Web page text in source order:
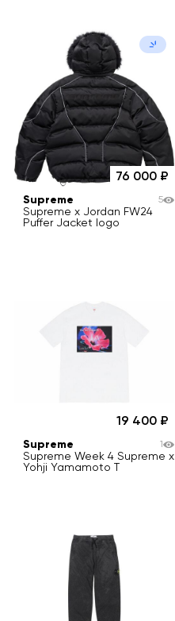
76 000
Supreme
Supreme x Jordan FW24
Puffer Jacket logo
5
19 400
Supreme
Supreme Week 4 Supreme x
Yohji Yamamoto T
1